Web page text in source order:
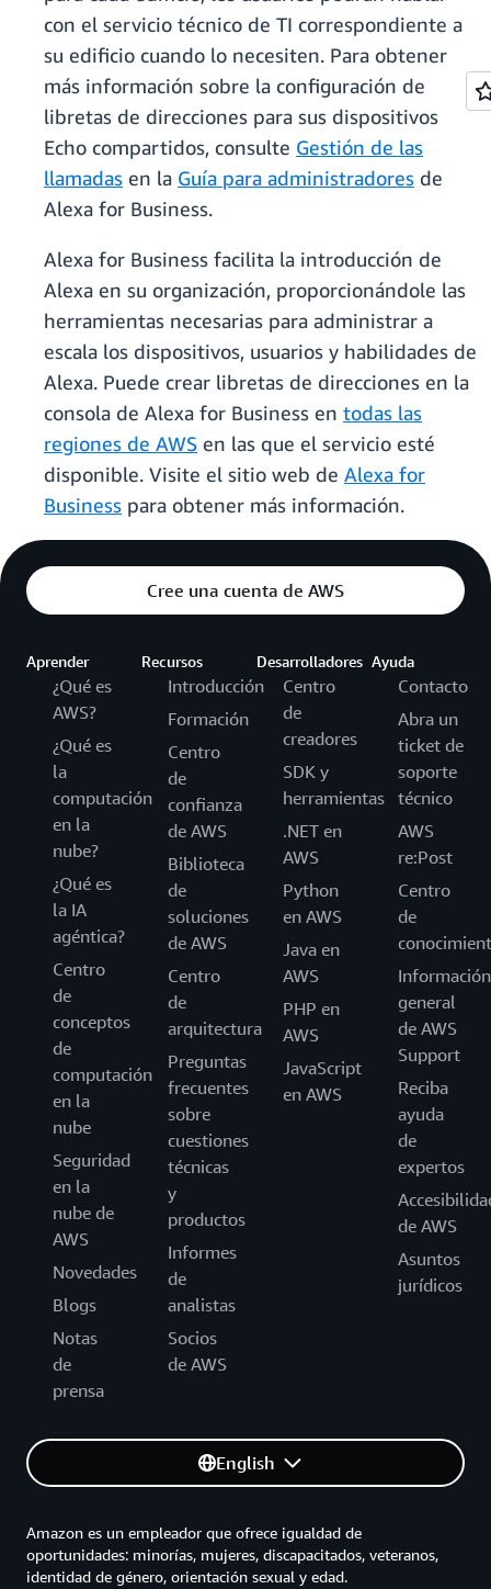
con el servicio técnico de TI correspondiente a
su edificio cuando lo necesiten. Para obtener
más información sobre la configuración de
libretas de direcciones para sus dispositivos
Echo compartidos, consulte Gestión de las
llamadas en la Guía para administradores de
Alexa for Business.
Alexa for Business facilita la introducción de
Alexa en su organización, proporcionándole las
herramientas necesarias para administrar a
escala los dispositivos, usuarios y habilidades de
Alexa. Puede crear libretas de direcciones en la
consola de Alexa for Business en todas las
regiones de AWS en las que el servicio esté
disponible. Visite el sitio web de Alexa for
Business para obtener más información.
Cree una cuenta de AWS
Aprender
¿Qué es
AWS?
¿Qué es
la
computación
en la
nube?
¿Qué es
la IA
agéntica?
Centro
de
conceptos
de
computación
en la
nube
Seguridad
en la
nube de
AWS
Novedades
Blogs
Notas
de
prensa
Recursos
Introducción
Formación
Centro
de
confianza
de AWS
Biblioteca
de
soluciones
de AWS
Centro
de
arquitectura
Preguntas
frecuentes
sobre
cuestiones
técnicas
y
productos
Informes
de
analistas
Socios
de AWS
Desarrolladores
Centro
de
creadores
SDK y
herramientas
.NET en
AWS
Python
en AWS
Java en
AWS
PHP en
AWS
JavaScript
en AWS
Ayuda
Contacto
Abra un
ticket de
soporte
técnico
AWS
re:Post
Centro
de
Información
general
de AWS
Support
Reciba
ayuda
de
expertos
de AWS
Asuntos
jurídicos
English
Amazon es un empleador que ofrece igualdad de
oportunidades: minorías, mujeres, discapacitados, veteranos,
identidad de género, orientación sexual y edad.